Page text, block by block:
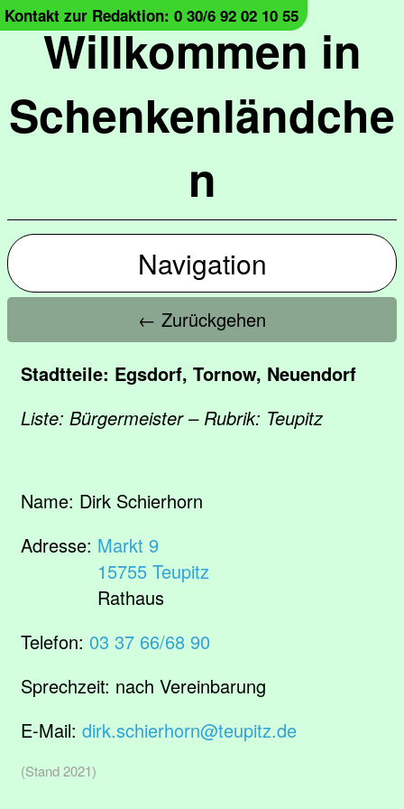
Willkommen in
Schenkenländche
n
Kontakt zur Redaktion: 0 30/6 92 02 10 55
Navigation
← Zurückgehen
Stadtteile: Egsdorf, Tornow, Neuendorf
Liste: Bürgermeister – Rubrik: Teupitz
Name: Dirk Schierhorn
Adresse: Markt 9
15755 Teupitz
Rathaus
Telefon: 03 37 66/68 90
Sprechzeit: nach Vereinbarung
E-Mail: dirk.schierhorn@teupitz.de
(Stand 2021)